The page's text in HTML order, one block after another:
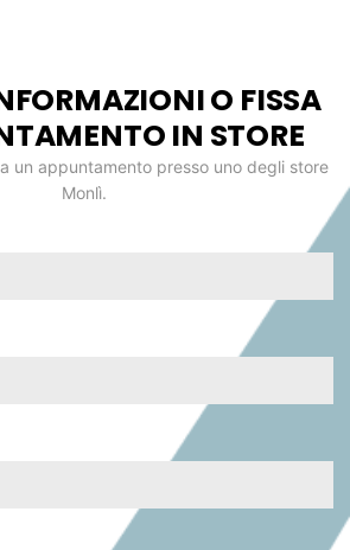
O FISSA
IN STORE
un appuntamento presso uno degli store
Monlì.